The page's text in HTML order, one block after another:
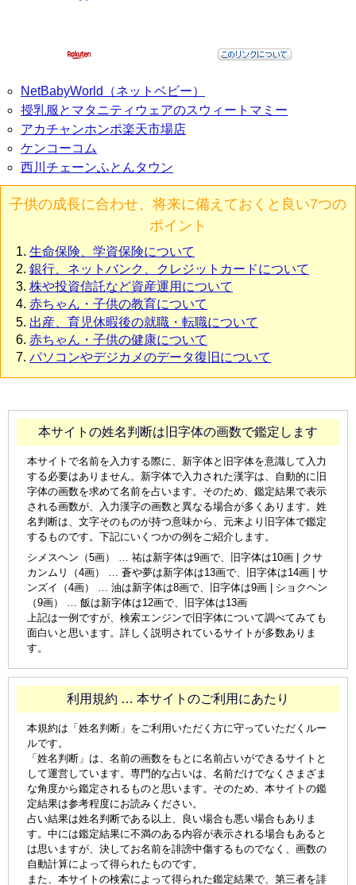
NetBabyWorld（ネットベビー）
授乳服とマタニティウェアのスウィートマミー
アカチャンホンポ楽天市場店
ケンコーコム
西川チェーンふとんタウン
子供の成長に合わせ、将来に備えておくと良い7つの
ポイント
生命保険、学資保険について
銀行、ネットバンク、クレジットカードについて
株や投資信託など資産運用について
赤ちゃん・子供の教育について
出産、育児休暇後の就職・転職について
赤ちゃん・子供の健康について
パソコンやデジカメのデータ復旧について
本サイトの姓名判断は旧字体の画数で鑑定します
本サイトで名前を入力する際に、新字体と旧字体を意識して入力
する必要はありません。新字体で入力された漢字は、自動的に旧
字体の画数を求めて名前を占います。そのため、鑑定結果で表示
される画数が、入力漢字の画数と異なる場合が多くあります。姓
名判断は、文字そのものが持つ意味から、元来より旧字体で鑑定
するものです。下記にいくつかの例をご紹介します。
シメスヘン（5画） … 祐は新字体は9画で、旧字体は10画 | クサ
カンムリ（4画） … 蒼や夢は新字体は13画で、旧字体は14画 | サ
ンズイ（4画） … 油は新字体は8画で、旧字体は9画 | ショクヘン
（9画） … 飯は新字体は12画で、旧字体は13画
上記は一例ですが、検索エンジンで旧字体について調べてみても
面白いと思います。詳しく説明されているサイトが多数ありま
す。
利用規約 … 本サイトのご利用にあたり
本規約は「姓名判断」をご利用いただく方に守っていただくルー
ルです。
「姓名判断」は、名前の画数をもとに名前占いができるサイトと
して運営しています。専門的な占いは、名前だけでなくさまざま
な角度から鑑定されるものと思います。そのため、本サイトの鑑
定結果は参考程度にお読みください。
占い結果は姓名判断である以上、良い場合も悪い場合もありま
す。中には鑑定結果に不満のある内容が表示される場合もあると
は思いますが、決してお名前を誹謗中傷するものでなく、画数の
自動計算によって得られたものです。
また、本サイトの検索によって得られた鑑定結果で、第三者を誹